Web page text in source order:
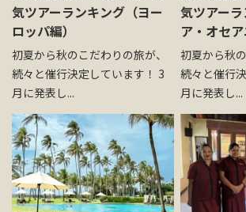
お問い合わせ
資料請求
電話にてお問い合
気ツアーランキング（ヨー
ロッパ編）
初夏から秋のこだわりの旅が、
続々と催行決定しています！ 3
月に発表し...
気ツアー
ア・オセア
初夏から秋
続々と催行
月に発表し...